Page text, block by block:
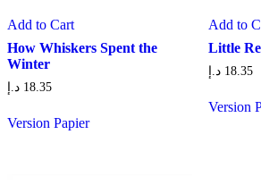
Add to Cart
How Whiskers Spent the
Winter
18.35 د.إ
Version Papier
Add to
Little
18.35 د.إ
Version